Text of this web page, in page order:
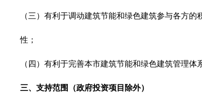
（三）有利于调动建筑节能和绿色建筑参与各方的
性；
（四）有利于完善本市建筑节能和绿色建筑管理体
三、支持范围（政府投资项目除外）